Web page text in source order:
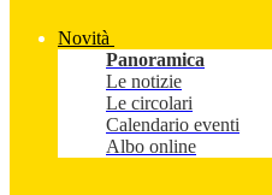
Novità
Panoramica
Le notizie
Le circolari
Calendario eventi
Albo online